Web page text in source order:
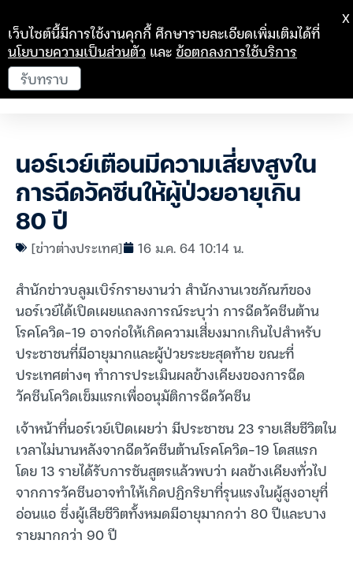
นอร์เวย์เตือนมีความเสี่ยงสูงใน
การฉีดวัคซีนให้ผู้ป่วยอายุเกิน
80 ปี
[ข่าวต่างประเทศ] 16 ม.ค. 64 10:14 น.
สำนักข่าวบลูมเบิร์กรายงานว่า สำนักงานเวชภัณฑ์ของ
นอร์เวย์ได้เปิดเผยแถลงการณ์ระบุว่า การฉีดวัคซีนต้าน
โรคโควิด-19 อาจก่อให้เกิดความเสี่ยงมากเกินไปสำหรับ
ประชาชนที่มีอายุมากและผู้ป่วยระยะสุดท้าย ขณะที่
ประเทศต่างๆ ทำการประเมินผลข้างเคียงของการฉีด
วัคซีนโควิดเข็มแรกเพื่ออนุมัติการฉีดวัคซีน
เจ้าหน้าที่นอร์เวย์เปิดเผยว่า มีประชาชน 23 รายเสียชีวิตใน
เวลาไม่นานหลังจากฉีดวัคซีนต้านโรคโควิด-19 โดสแรก
โดย 13 รายได้รับการชันสูตรแล้วพบว่า ผลข้างเคียงทั่วไป
จากการวัคซีนอาจทำให้เกิดปฏิกริยาที่รุนแรงในผู้สูงอายุที่
อ่อนแอ ซึ่งผู้เสียชีวิตทั้งหมดมีอายุมากกว่า 80 ปีและบาง
รายมากกว่า 90 ปี
เว็บไซต์นี้มีการใช้งานคุกกี้ ศึกษารายละเอียดเพิ่มเติมได้ที่
นโยบายความเป็นส่วนตัว และข้อตกลงการใช้บริการ
รับทราบ
X